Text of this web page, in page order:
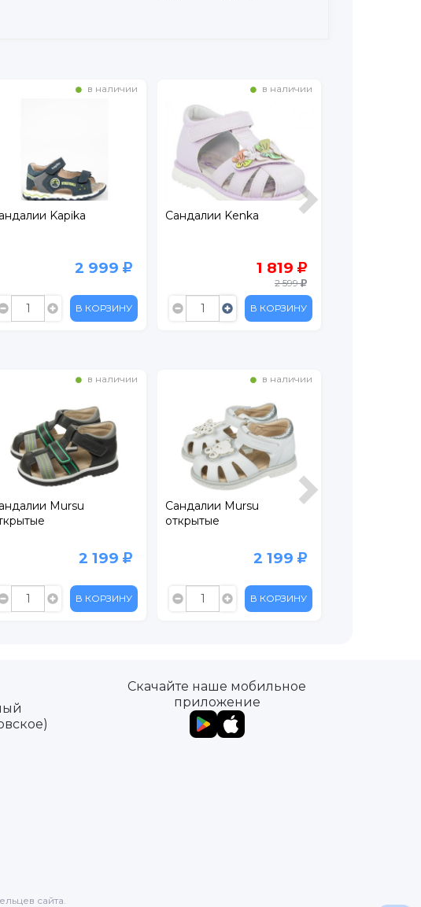
в наличии
Kapika
2 999
В КОРЗИНУ
в наличии
Сандалии Kenka
1 819
2 599
В КОРЗИНУ
в наличии
Mursu
2 199
В КОРЗИНУ
в наличии
Сандалии Mursu
открытые
2 199
В КОРЗИНУ
Скачайте наше мобильное
приложение
сайта.